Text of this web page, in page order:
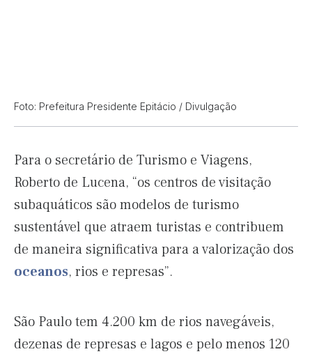
Foto: Prefeitura Presidente Epitácio / Divulgação
Para o secretário de Turismo e Viagens,
Roberto de Lucena, “os centros de visitação
subaquáticos são modelos de turismo
sustentável que atraem turistas e contribuem
de maneira significativa para a valorização dos
oceanos, rios e represas”.
São Paulo tem 4.200 km de rios navegáveis,
dezenas de represas e lagos e pelo menos 120